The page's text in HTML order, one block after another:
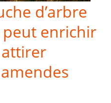
d’arbre
enrichir